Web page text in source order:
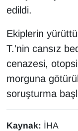
edildi.
Ekiplerin
T.'nin cansız
cenazesi,
morguna
soruşturma
Kaynak: İHA
Kim Kimdir?
Kültür &
KURDÎ
MAGAZİN